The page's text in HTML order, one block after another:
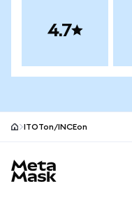
4.7
ITOTon/INCEon